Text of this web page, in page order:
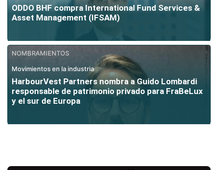
ODDO BHF compra International Fund Services &
Asset Management (IFSAM)
NOMBRAMIENTOS
Movimientos en la industria
HarbourVest Partners nombra a Guido Lombardi
responsable de patrimonio privado para FraBeLux
y el sur de Europa